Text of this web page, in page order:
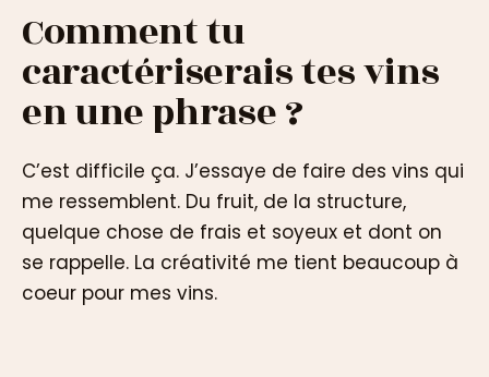
Comment tu
caractériserais tes vins
en une phrase ?
C’est difficile ça. J’essaye de faire des vins qui
me ressemblent. Du fruit, de la structure,
quelque chose de frais et soyeux et dont on
se rappelle. La créativité me tient beaucoup à
coeur pour mes vins.